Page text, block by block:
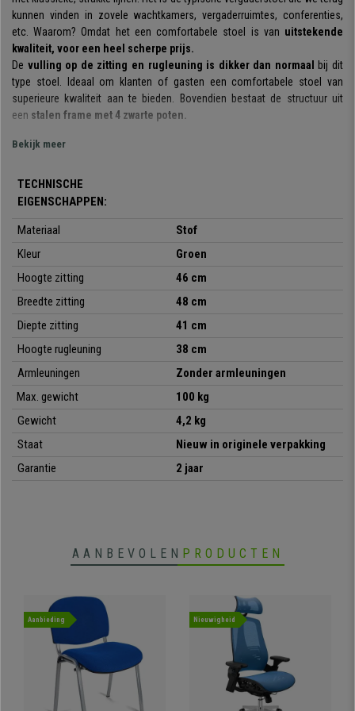
kunnen vinden in zovele wachtkamers, vergaderruimtes, conferenties,
etc. Waarom? Omdat het een comfortabele stoel is van uitstekende
kwaliteit, voor een heel scherpe prijs.
De vulling op de zitting en rugleuning is dikker dan normaal
bij dit
type stoel. Ideaal om klanten of gasten een comfortabele stoel van
superieure kwaliteit aan te bieden. Bovendien bestaat de structuur uit
een stalen frame met 4 zwarte poten.
Het is eenpraktisch en veelzijdig model
conferenties of evenementen, etc. Hij is ook
verschillende kleuren,
praktisch voor een onverslaanbare prijs, enkel bij Bureaustoelpro te
vinden.
•Ideaal voor conferentieruimtes
• Zitting en rugleuning met zeer dikke vulling
Bijzonder sterk: stalen frame met 4 zwarte poten
• Zeer praktisch en veelzijdig
Bekijk meer
TECHNISCHE
EIGENSCHAPPEN:
Materiaal
Stof
Kleur
Groen
Hoogte zitting
46 cm
Breedte zitting
48 cm
Diepte zitting
41 cm
Hoogte rugleuning
38 cm
Armleuningen
Zonder armleuningen
Max. gewicht
100 kg
Gewicht
4,2 kg
Staat
Nieuw in originele verpakking
Garantie
2 jaar
AANBEVOLEN PRODUCTEN
Aanbieding Nieuwigheid